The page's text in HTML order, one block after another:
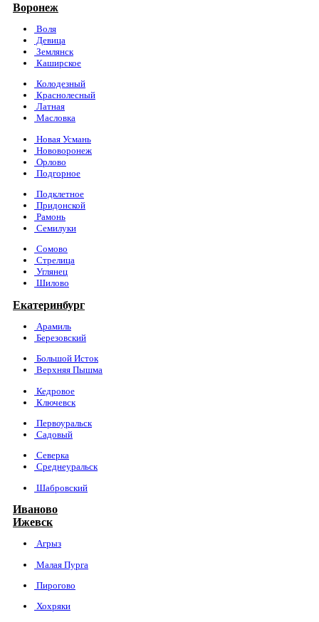
Воронеж
Воля
Девица
Землянск
Каширское
Колодезный
Краснолесный
Латная
Масловка
Новая Усмань
Нововоронеж
Орлово
Подгорное
Подклетное
Придонской
Рамонь
Семилуки
Сомово
Стрелица
Углянец
Шилово
Екатеринбург
Арамиль
Березовский
Большой Исток
Верхняя Пышма
Кедровое
Ключевск
Первоуральск
Садовый
Северка
Среднеуральск
Шабровский
Иваново
Ижевск
Агрыз
Малая Пурга
Пирогово
Хохряки